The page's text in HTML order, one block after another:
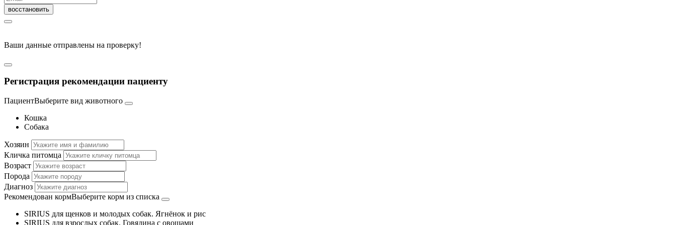
Ваши данные отправлены на проверку!
Регистрация рекомендации пациенту
ПациентВыберите вид животного
Кошка
Собака
Хозяин
Кличка питомца
Возраст
Порода
Диагноз
Рекомендован кормВыберите корм из списка
SIRIUS для щенков и молодых собак. Ягнёнок и рис
SIRIUS для взрослых собак. Говядина с овощами